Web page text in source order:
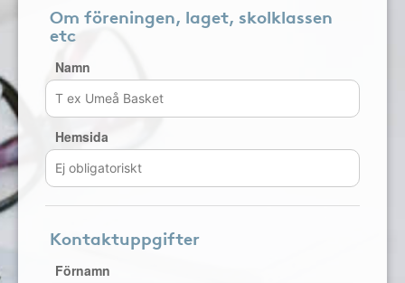
Om föreningen, laget, skolklassen
etc
Namn
Hemsida
Kontaktuppgifter
Förnamn